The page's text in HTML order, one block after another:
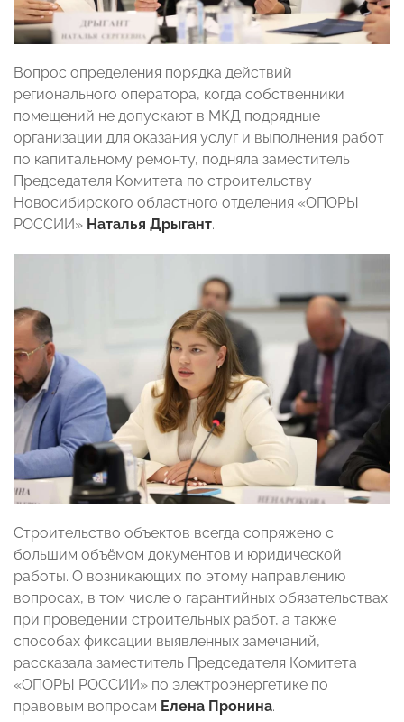
Вопрос определения порядка действий
регионального оператора, когда собственники
помещений не допускают в МКД подрядные
организации для оказания услуг и выполнения работ
по капитальному ремонту, подняла заместитель
Председателя Комитета по строительству
Новосибирского областного отделения «ОПОРЫ
РОССИИ» Наталья Дрыгант.
Строительство объектов всегда сопряжено с
большим объёмом документов и юридической
работы. О возникающих по этому направлению
вопросах, в том числе о гарантийных обязательствах
при проведении строительных работ, а также
способах фиксации выявленных замечаний,
рассказала заместитель Председателя Комитета
«ОПОРЫ РОССИИ» по электроэнергетике по
правовым вопросам Елена Пронина.